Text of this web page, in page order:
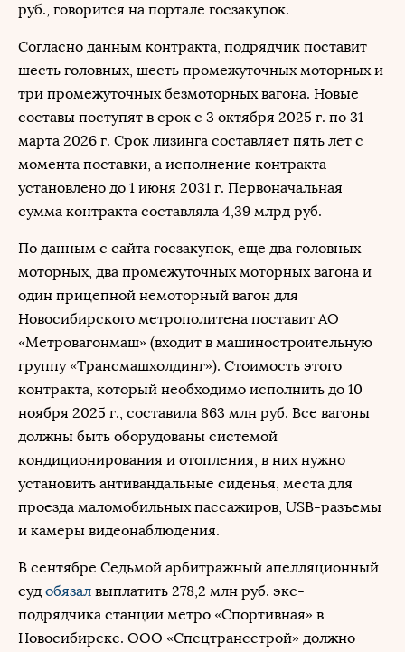
руб., говорится на портале госзакупок.
Согласно данным контракта, подрядчик поставит
шесть головных, шесть промежуточных моторных и
три промежуточных безмоторных вагона. Новые
составы поступят в срок с 3 октября 2025 г. по 31
марта 2026 г. Срок лизинга составляет пять лет с
момента поставки, а исполнение контракта
установлено до 1 июня 2031 г. Первоначальная
сумма контракта составляла 4,39 млрд руб.
По данным с сайта госзакупок, еще два головных
моторных, два промежуточных моторных вагона и
один прицепной немоторный вагон для
Новосибирского метрополитена поставит АО
«Метровагонмаш» (входит в машиностроительную
группу «Трансмашхолдинг»). Стоимость этого
контракта, который необходимо исполнить до 10
ноября 2025 г., составила 863 млн руб. Все вагоны
должны быть оборудованы системой
кондиционирования и отопления, в них нужно
установить антивандальные сиденья, места для
проезда маломобильных пассажиров, USB-разъемы
и камеры видеонаблюдения.
В сентябре Седьмой арбитражный апелляционный
суд обязал выплатить 278,2 млн руб. экс-
подрядчика станции метро «Спортивная» в
Новосибирске. ООО «Спецтрансстрой» должно